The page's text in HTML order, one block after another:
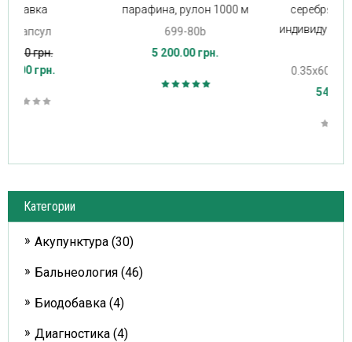
м
серебряной ручкой и
индивидуальной трубкой
Категории
Акупунктура (30)
Бальнеология (46)
Биодобавка (4)
Диагностика (4)